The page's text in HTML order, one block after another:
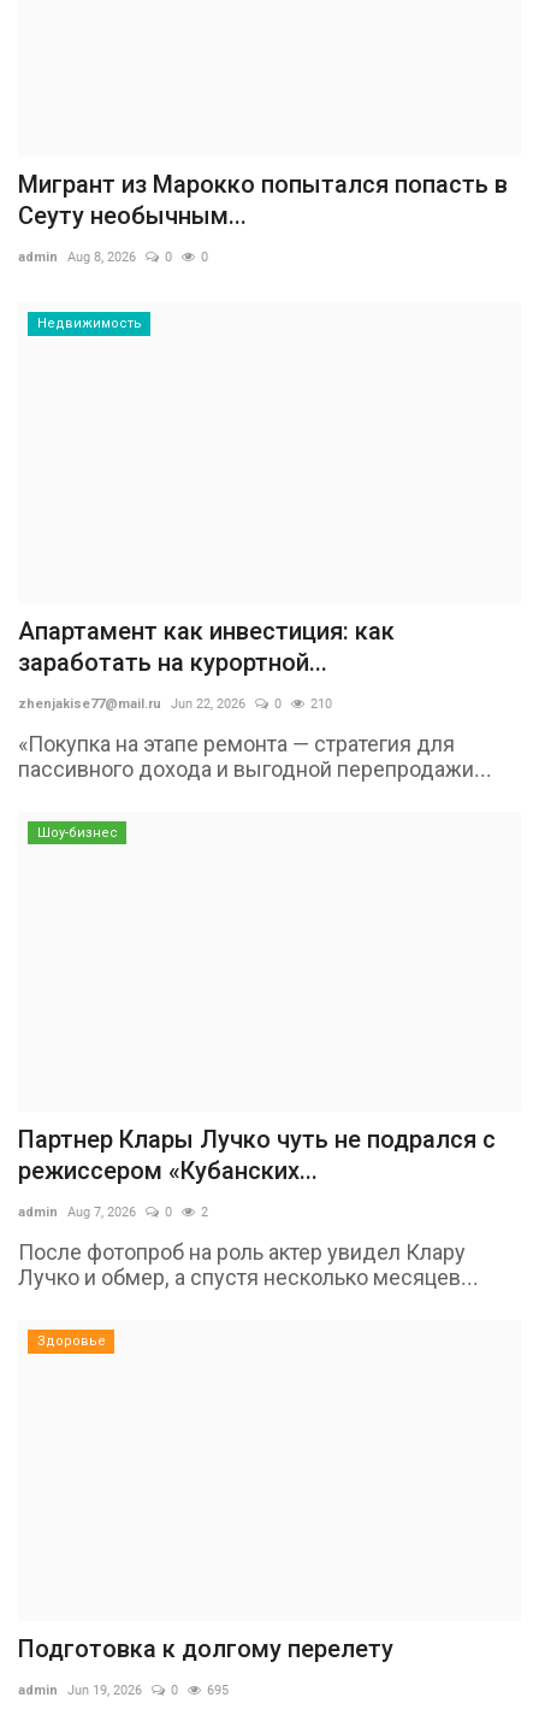
Мигрант из Марокко попытался попасть в
Сеуту необычным...
admin Aug 8, 2026 0 0
Недвижимость
Апартамент как инвестиция: как
заработать на курортной...
zhenjakise77@mail.ru Jun 22, 2026 0 210
«Покупка на этапе ремонта — стратегия для
пассивного дохода и выгодной перепродажи...
Шоу-бизнес
Партнер Клары Лучко чуть не подрался с
режиссером «Кубанских...
admin Aug 7, 2026 0 2
После фотопроб на роль актер увидел Клару
Лучко и обмер, а спустя несколько месяцев...
Здоровье
Подготовка к долгому перелету
admin Jun 19, 2026 0 695